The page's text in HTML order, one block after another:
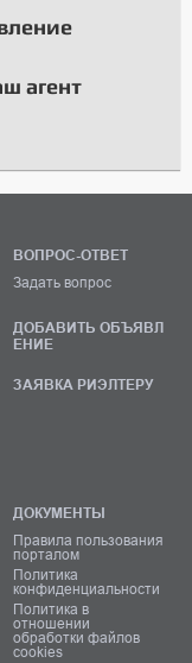
агент
ВОПРОС-ОТВЕТ
Задать вопрос
ДОБАВИТЬ ОБЪЯВЛ
ЕНИЕ
ЗАЯВКА РИЭЛТЕРУ
ДОКУМЕНТЫ
Правила пользования
порталом
Политика
конфиденциальности
Политика в
отношении
обработки файлов
cookies